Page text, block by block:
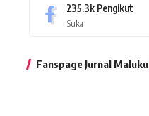
235.3k Pengikut
Suka
Fanspage Jurnal Maluku